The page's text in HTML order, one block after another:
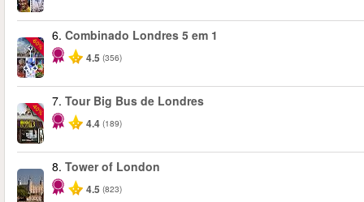
-60%
6. Combinado Londres 5 em 1
4.5 (356)
-40%
7. Tour Big Bus de Londres
4.4 (189)
8. Tower of London
4.5 (823)